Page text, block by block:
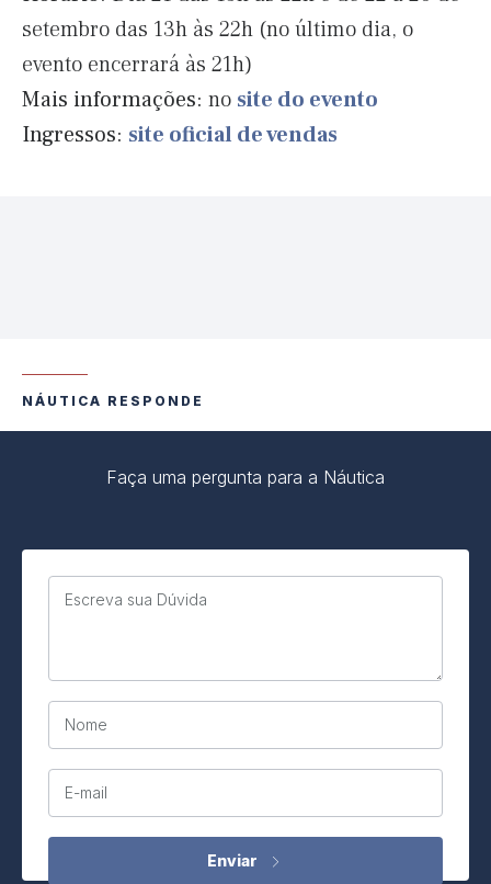
setembro das 13h às 22h (no último dia, o
evento encerrará às 21h)
Mais informações: no site do evento
Ingressos: site oficial de vendas
NÁUTICA RESPONDE
Faça uma pergunta para a Náutica
Escreva sua Dúvida
Nome
E-mail